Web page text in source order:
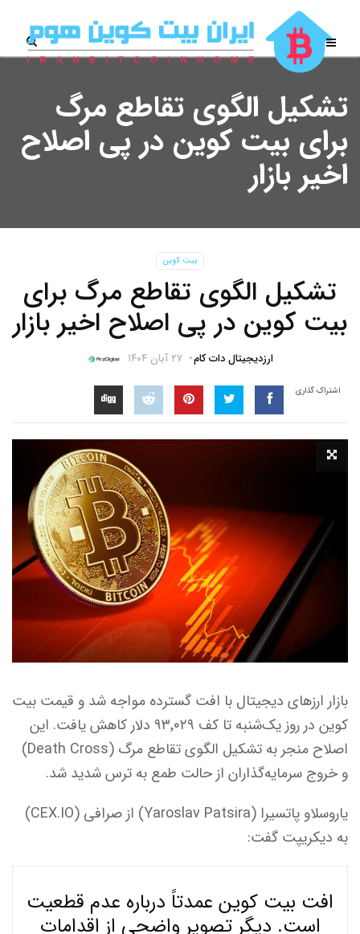
تشکیل الگوی تقاطع مرگ
برای بیت‌ کوین در پی اصلاح
اخیر بازار
بیت کوین
تشکیل الگوی تقاطع مرگ برای
بیت‌ کوین در پی اصلاح اخیر بازار
ارزدیجیتال دات کام ۲۷ آبان ۱۴۰۴
اشتراک گذاری
بازار ارزهای دیجیتال با افت گسترده مواجه شد و قیمت بیت‌
کوین در روز یک‌شنبه تا کف ۹۳٬۰۲۹ دلار کاهش یافت. این
اصلاح منجر به تشکیل الگوی تقاطع مرگ (Death Cross)
و خروج سرمایه‌گذاران از حالت طمع به ترس شدید شد.
یاروسلاو پاتسیرا (Yaroslav Patsira) از صرافی (CEX.IO)
به دیکریپت گفت:
افت بیت‌ کوین عمدتاً درباره عدم قطعیت
است. دیگر تصویر واضحی از اقدامات